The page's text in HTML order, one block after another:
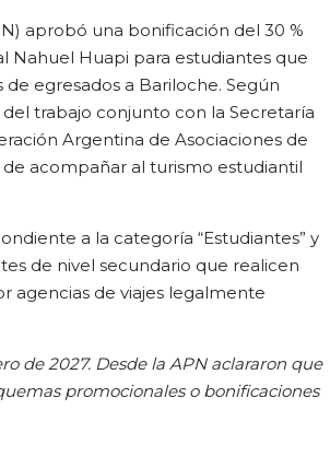
aprobó una bonificación del 30 %
Nahuel Huapi para estudiantes que
egresados a Bariloche. Según
trabajo conjunto con la Secretaría
Argentina de Asociaciones de
acompañar al turismo estudiantil
a la categoría “Estudiantes” y
de nivel secundario que realicen
agencias de viajes legalmente
de 2027. Desde la APN aclararon que
promocionales o bonificaciones